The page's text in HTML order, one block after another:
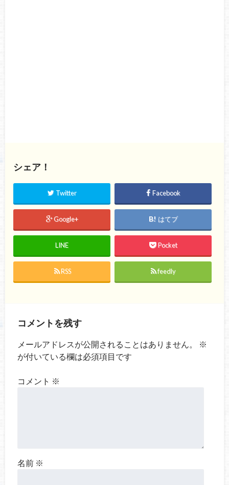
シェア！
Twitter Facebook
Google+ はてブ
LINE Pocket
RSS feedly
コメントを残す
メールアドレスが公開されることはありません。
※
が付いている欄は必須項目です
コメント ※
名前 ※